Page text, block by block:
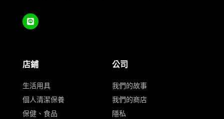
店鋪
生活用具
個人清潔保養
保健、食品
公司
我們的故事
我們的商店
隱私